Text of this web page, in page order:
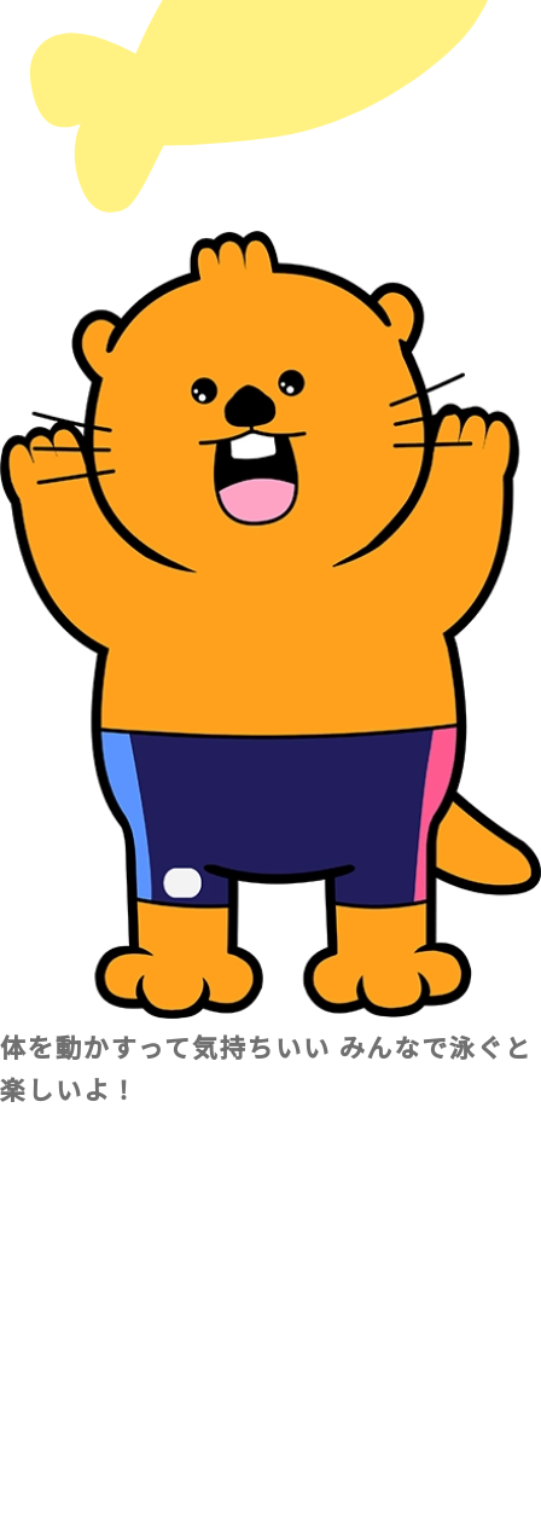
体を動かすって気持ちいい みんなで泳ぐと
楽しいよ！